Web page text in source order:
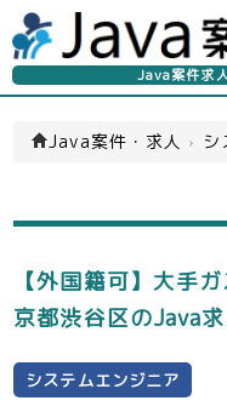
Java案件求
Java案件・求人 › シ
【外国籍可】大手
京都渋谷区のJava
システムエンジニア